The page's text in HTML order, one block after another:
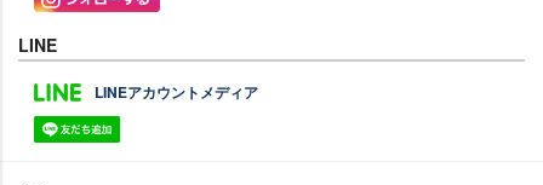
LINE
LINEアカウントメディア